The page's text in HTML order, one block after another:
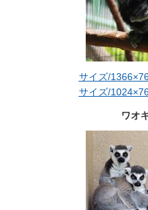
サイズ/
サイズ/
ワオ